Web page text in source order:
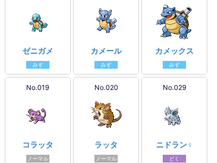
ゼニガメ
みず
カメール
みず
カメックス
みず
No.019
コラッタ
ノーマル
No.020
ラッタ
ノーマル
No.029
ニドラン♀
どく